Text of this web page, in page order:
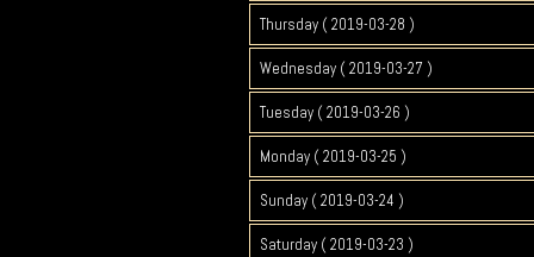
Thursday ( 2019-03-28 )
Wednesday ( 2019-03-27 )
Tuesday ( 2019-03-26 )
Monday ( 2019-03-25 )
Sunday ( 2019-03-24 )
Saturday ( 2019-03-23 )